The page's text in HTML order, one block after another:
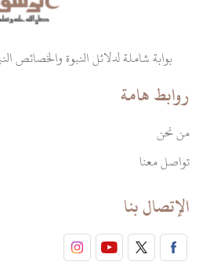
بوابة شاملة لدلائل النبوة والخصائص
روابط هامة
من نحن
تواصل معنا
الإتصال بنا